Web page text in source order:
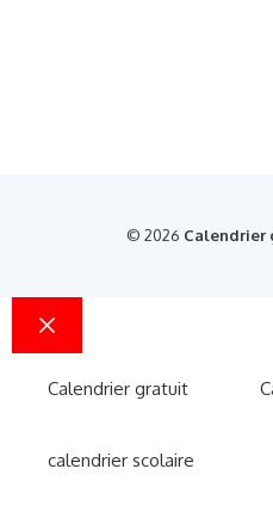
© 2026 Calendrier
Fermer
Calendrier gratuit
calendrier scolaire